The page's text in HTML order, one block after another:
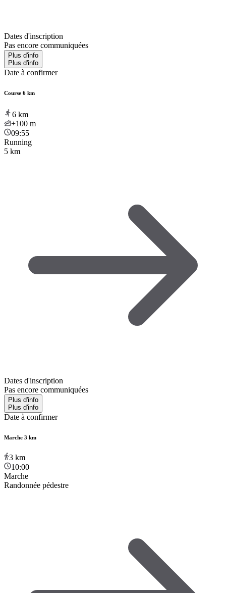
Dates d'inscription
Pas encore communiquées
Plus d'info
Plus d'info
Date à confirmer
Course 6 km
6 km
+100 m
09:55
Running
5 km
Dates d'inscription
Pas encore communiquées
Plus d'info
Plus d'info
Date à confirmer
Marche 3 km
3 km
10:00
Marche
Randonnée pédestre